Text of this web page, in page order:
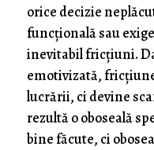
orice decizie
funcțională sau
inevitabil fricțiuni.
emotivizată,
lucrării, ci devine
rezultă o oboseală
bine făcute, ci